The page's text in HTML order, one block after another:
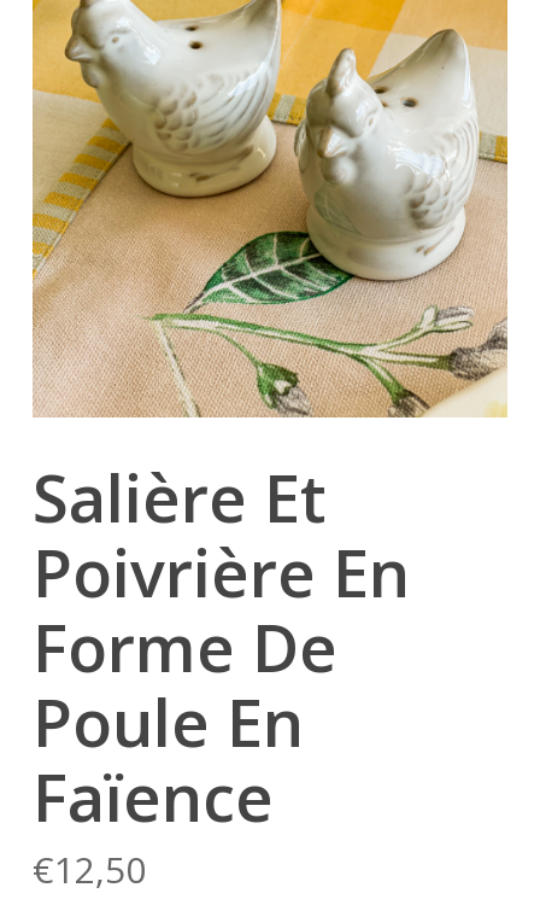
Salière Et
Poivrière En
Forme De
Poule En
Faïence
€12,50